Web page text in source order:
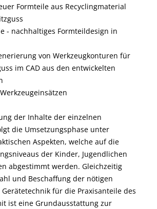
Formteile aus Recyclingmaterial
- nachhaltiges Formteildesign in
von Werkzeugkonturen für
im CAD aus den entwickelten
der Inhalte der einzelnen
die Umsetzungsphase unter
Aspekten, welche auf die
der Kinder, Jugendlichen
abgestimmt werden. Gleichzeitig
und Beschaffung der nötigen
für die Praxisanteile des
ist eine Grundausstattung zur